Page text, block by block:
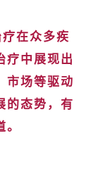
在众多疾
疗中展现出
市场等驱动
的态势，有